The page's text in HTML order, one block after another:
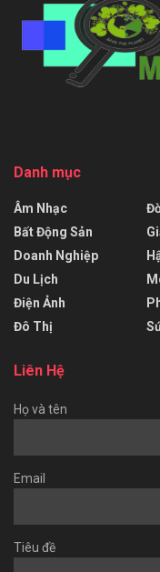
Danh mục
Âm Nhạc
Bất Động Sản
Doanh Nghiệp
Du Lịch
Điện Ảnh
Đô Thị
Liên Hệ
Họ và tên
Email
Tiêu đề